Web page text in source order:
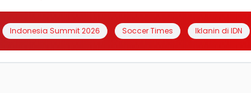
Indonesia Summit 2026 Soccer Times Iklanin di IDN